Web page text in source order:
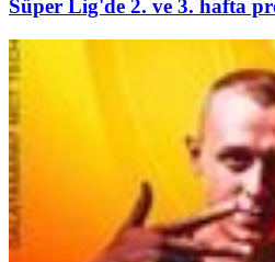
Süper Lig'de 2. ve 3. hafta